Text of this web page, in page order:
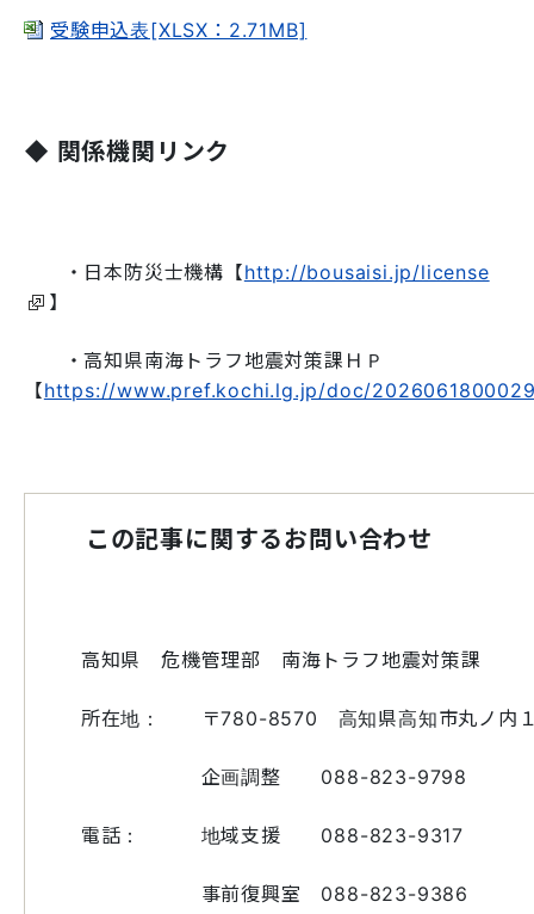
受験申込表[XLSX：2.71MB]
◆ 関係機関リンク
・日本防災士機構【http://bousaisi.jp/license
】
・高知県南海トラフ地震対策課ＨＰ
【https://www.pref.kochi.lg.jp/doc/
この記事に関するお問い合わせ
高知県 危機管理部 南海トラフ地震対策課
所在地： 〒780-8570 高知
企画調整 088-823-9798
電話： 地域支援 088-823-9317
事前復興室 088-823-9386